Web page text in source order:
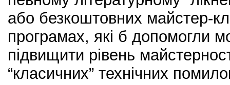
або безкоштовних майстер-
програмах, які б допомогли
підвищити рівень
“класичних” технічних